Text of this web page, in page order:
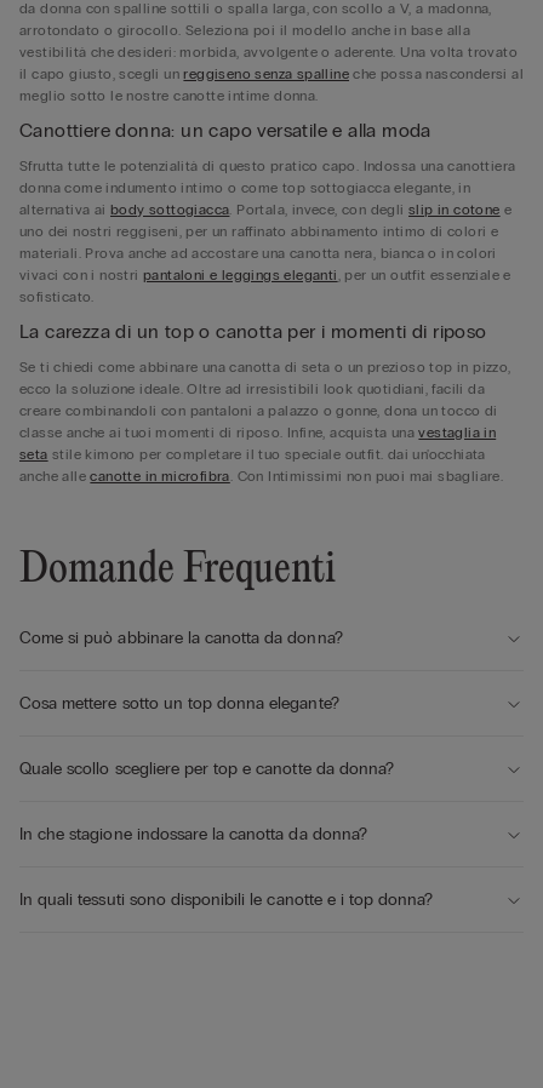
da donna con spalline sottili o spalla larga, con scollo a V, a madonna,
arrotondato o girocollo. Seleziona poi il modello anche in base alla
vestibilità che desideri: morbida, avvolgente o aderente. Una volta trovato
il capo giusto, scegli unreggiseno senza spalline che possa nascondersi al
meglio sotto le nostre canotte intime donna.
Canottiere donna: un capo versatile e alla moda
Sfrutta tutte le potenzialità di questo pratico capo. Indossa una canottiera
donna come indumento intimo o come top sottogiacca elegante, in
alternativa aibody sottogiacca. Portala, invece, con deglislip in cotone e
uno dei nostri reggiseni, per un raffinato abbinamento intimo di colori e
materiali. Prova anche ad accostare una canotta nera, bianca o in colori
vivaci con i nostripantaloni e leggings eleganti, per un outfit essenziale e
sofisticato.
La carezza di un top o canotta per i momenti di riposo
Se ti chiedi come abbinare una canotta di seta o un prezioso top in pizzo,
ecco la soluzione ideale. Oltre ad irresistibili look quotidiani, facili da
creare combinandoli con pantaloni a palazzo o gonne, dona un tocco di
classe anche ai tuoi momenti di riposo. Infine, acquista unavestaglia in
seta stile kimono per completare il tuo speciale outfit. dai un'occhiata
anche allecanotte in microfibra. Con Intimissimi non puoi mai sbagliare.
Domande Frequenti
Come si può abbinare la canotta da donna?
Cosa mettere sotto un top donna elegante?
Quale scollo scegliere per top e canotte da donna?
In che stagione indossare la canotta da donna?
In quali tessuti sono disponibili le canotte e i top donna?